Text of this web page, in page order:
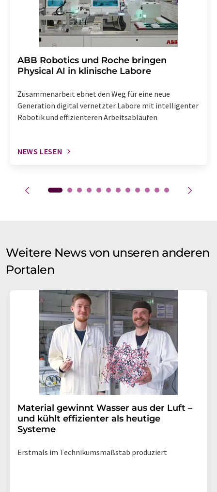
​​​​​​​ABB Robotics und Roche bringen
Physical AI in klinische Labore
Zusammenarbeit ebnet den Weg für eine neue
Generation digital vernetzter Labore mit intelligenter
Robotik und effizienteren Arbeitsabläufen
NEWS LESEN
Weitere News von unseren anderen
Portalen
Material gewinnt Wasser aus der Luft –
und kühlt effizienter als heutige
Systeme
Erstmals im Technikumsmaßstab produziert